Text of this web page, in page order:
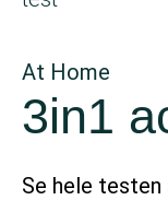
At Home
3in1
Se hele testen